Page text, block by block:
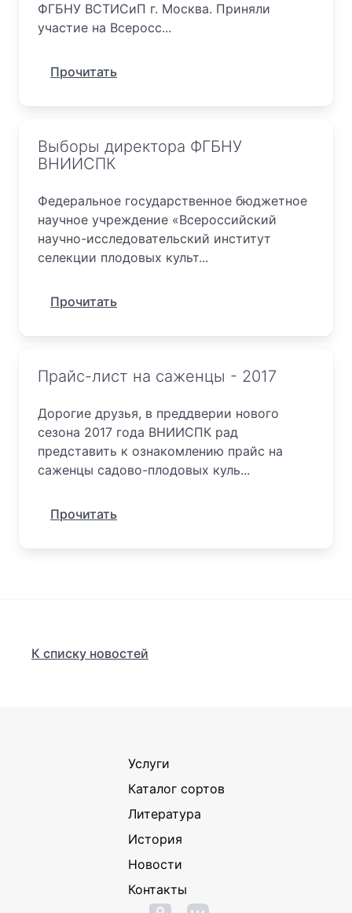
ФГБНУ ВСТИСиП г. Москва. Приняли
участие на Всеросс...
Прочитать
Выборы директора ФГБНУ
ВНИИСПК
Федеральное государственное бюджетное
научное учреждение «Всероссийский
научно-исследовательский институт
селекции плодовых культ...
Прочитать
Прайс-лист на саженцы - 2017
Дорогие друзья, в преддверии нового
сезона 2017 года ВНИИСПК рад
представить к ознакомлению прайс на
саженцы садово-плодовых куль...
Прочитать
К списку новостей
Услуги
Каталог сортов
Литература
История
Новости
Контакты